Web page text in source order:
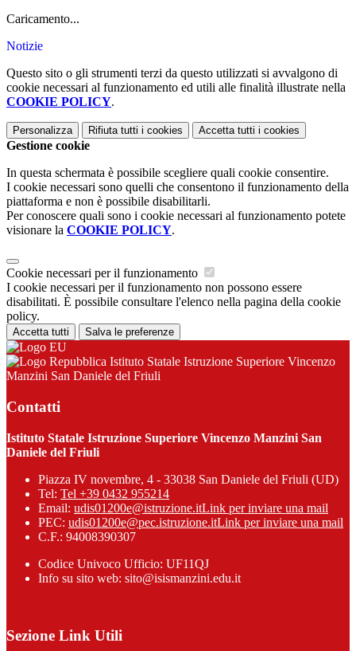
Caricamento...
Notizie
Questo sito o gli strumenti terzi da questo utilizzati si avvalgono di
cookie necessari al funzionamento ed utili alle finalità illustrate nella
COOKIE POLICY.
Personalizza Rifiuta tutti i cookies Accetta tutti i cookies
Gestione cookie
In questa schermata è possibile scegliere quali cookie consentire.
I cookie necessari sono quelli che consentono il funzionamento della
piattaforma e non è possibile disabilitarli.
Per conoscere quali sono i cookie necessari al funzionamento potete
visionare la COOKIE POLICY.
Cookie necessari per il funzionamento
I cookie necessari per il funzionamento non possono essere
disabilitati. È possibile consultare l'elenco nella pagina della cookie
policy.
Accetta tutti Salva le preferenze
Istituto Statale Istruzione Superiore Vincenzo
Manzini San Daniele del Friuli
Contatti
Istituto Statale Istruzione Superiore Vincenzo Manzini San
Daniele del Friuli
Piazza IV novembre, 4 - 33038 San Daniele del Friuli (UD)
Tel: Tel +39 0432 955214
Email: udis01200e@istruzione.itLink per inviare una mail
PEC: udis01200e@pec.istruzione.itLink per inviare una mail
C.F.: 94008390307
Codice Univoco Ufficio: UF11QJ
Info su sito web: sito@isismanzini.edu.it
Sezione Link Utili